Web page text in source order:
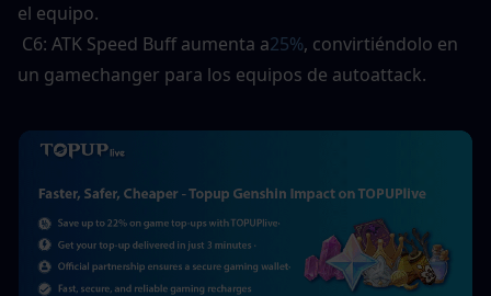
el equipo.
C6: ATK Speed ​​Buff aumenta a25%, convirtiéndolo en
un gamechanger para los equipos de autoattack.